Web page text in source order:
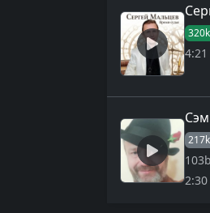
4:21
2:30